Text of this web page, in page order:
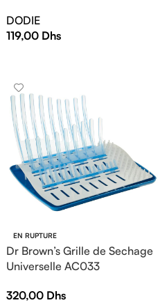
DODIE
119,00 Dhs
EN RUPTURE
Dr Brown’s Grille de Sechage
Universelle AC033
320,00 Dhs